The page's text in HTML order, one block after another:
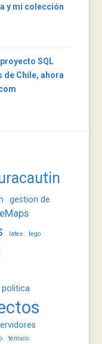
y mi colección
SQL
Chile, ahora
gestion de
latex lego
politica
temuco